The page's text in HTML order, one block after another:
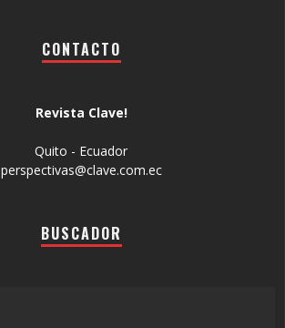
CONTACTO
Revista Clave!
Quito - Ecuador
perspectivas@clave.com.ec
BUSCADOR